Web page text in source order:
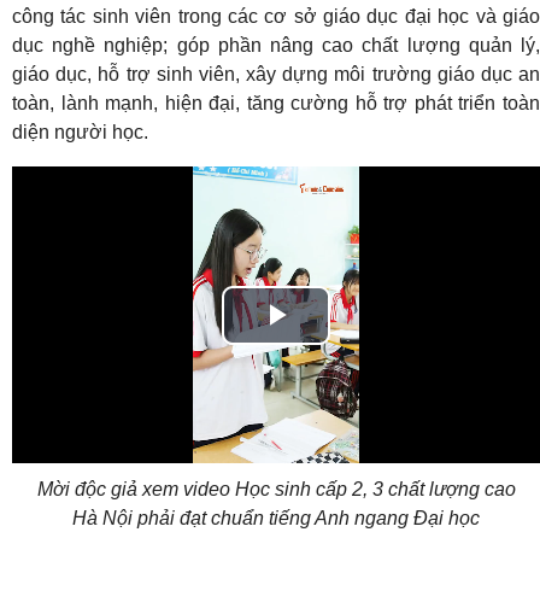
công tác sinh viên trong các cơ sở giáo dục đại học và giáo
dục nghề nghiệp; góp phần nâng cao chất lượng quản lý,
giáo dục, hỗ trợ sinh viên, xây dựng môi trường giáo dục an
toàn, lành mạnh, hiện đại, tăng cường hỗ trợ phát triển toàn
diện người học.
Play
Video
Mời độc giả xem video Học sinh cấp 2, 3 chất lượng cao
Hà Nội phải đạt chuẩn tiếng Anh ngang Đại học